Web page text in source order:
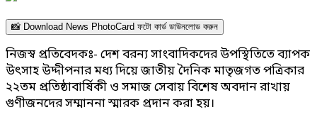
📸 Download News PhotoCard ফটো কার্ড ডাউনলোড করুন
নিজস্ব প্রতিবেদকঃ- দেশ বরন্য সাংবাদিকদের উপস্থিতিতে ব্যাপক
উৎসাহ উদ্দীপনার মধ্য দিয়ে জাতীয় দৈনিক মাতৃজগত পত্রিকার
২২তম প্রতিষ্ঠাবার্ষিকী ও সমাজ সেবায় বিশেষ অবদান রাখায়
গুণীজনদের সম্মাননা স্মারক প্রদান করা হয়।